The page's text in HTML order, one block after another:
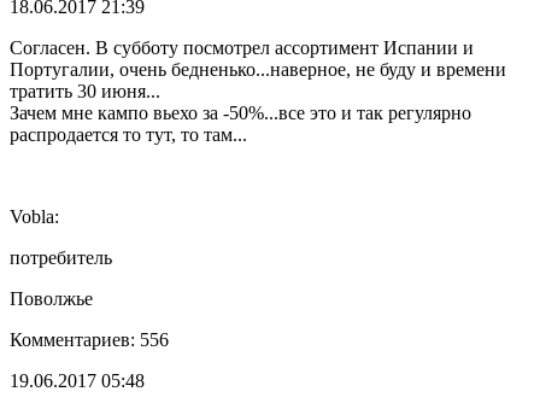
18.06.2017 21:39
Согласен. В субботу посмотрел ассортимент Испании и
Португалии, очень бедненько...наверное, не буду и времени
тратить 30 июня...
Зачем мне кампо вьехо за -50%...все это и так регулярно
распродается то тут, то там...
Vobla:
потребитель
Поволжье
Комментариев: 556
19.06.2017 05:48